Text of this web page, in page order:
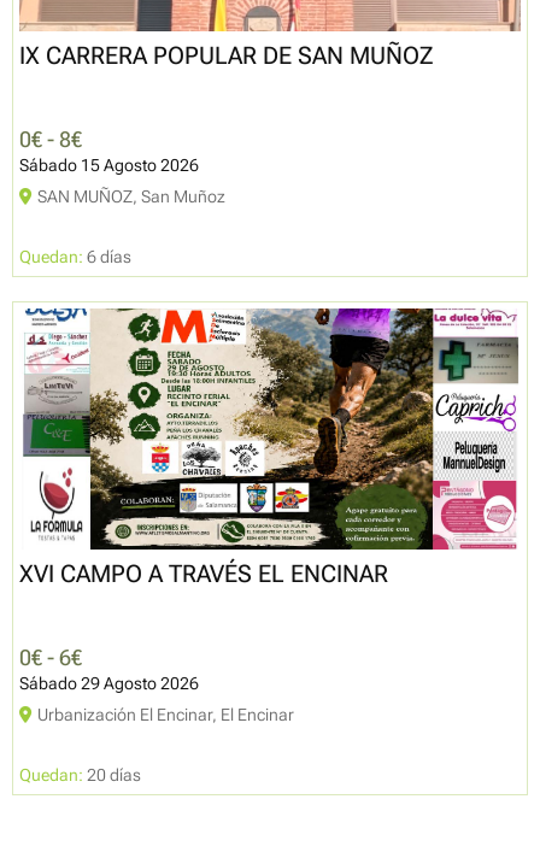
IX CARRERA POPULAR DE SAN MUÑOZ
0€ - 8€
Sábado 15 Agosto 2026
SAN MUÑOZ, San Muñoz
Quedan: 6 días
XVI CAMPO A TRAVÉS EL ENCINAR
0€ - 6€
Sábado 29 Agosto 2026
Urbanización El Encinar, El Encinar
Quedan: 20 días